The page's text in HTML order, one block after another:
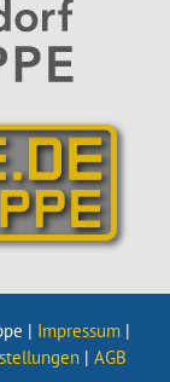
| Impressum |
| AGB